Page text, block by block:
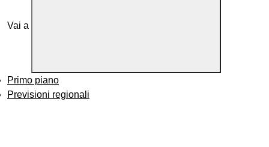
Vai a
Primo piano
Previsioni regionali